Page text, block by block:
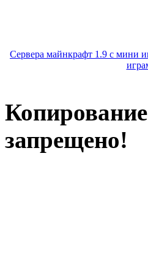
Сервера майнкрафт 1.9 с мини
Копирование
запрещено!